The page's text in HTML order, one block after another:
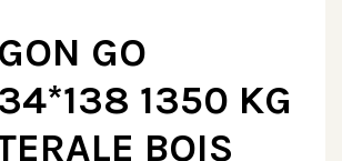
GO
1350 KG
BOIS